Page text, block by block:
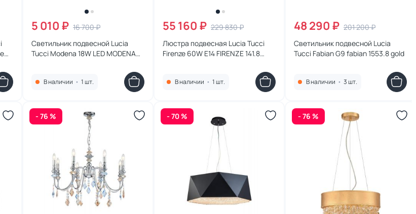
5 010 ₽ 16 700 ₽
Светильник подвесной Lucia
Tucci Modena 18W LED MODENA
В наличии • 1 шт.
55 160 ₽ 229 830 ₽
Люстра подвесная Lucia Tucci
Firenze 60W E14 FIRENZE 141.8
В наличии • 1 шт.
48 290 ₽ 201 200 ₽
Светильник подвесной Lucia
Tucci Fabian G9 fabian 1553.8 gold
В наличии • 3 шт.
- 76 % - 70 % - 76 %